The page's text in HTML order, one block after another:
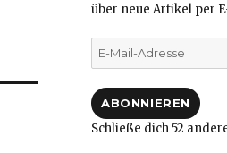
über neue Artikel per
E-
Mail-
ABONNIEREN
Schließe dich 52